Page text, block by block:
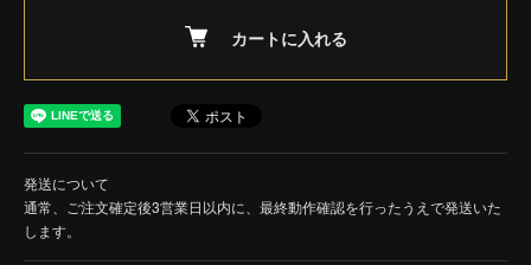
カートに入れる
発送について
通常、ご注文確定後3営業日以内に、最終動作確認を行ったうえで発送いた
します。